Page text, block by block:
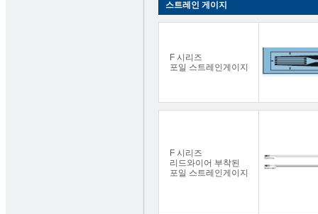
스트레인 게이지
F 시리즈
포일 스트레인게이지
F 시리즈
리드와이어 부착된
포일 스트레인게이지